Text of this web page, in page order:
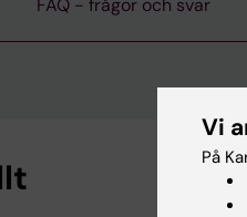
FAQ - frågor och svar
Vi
På